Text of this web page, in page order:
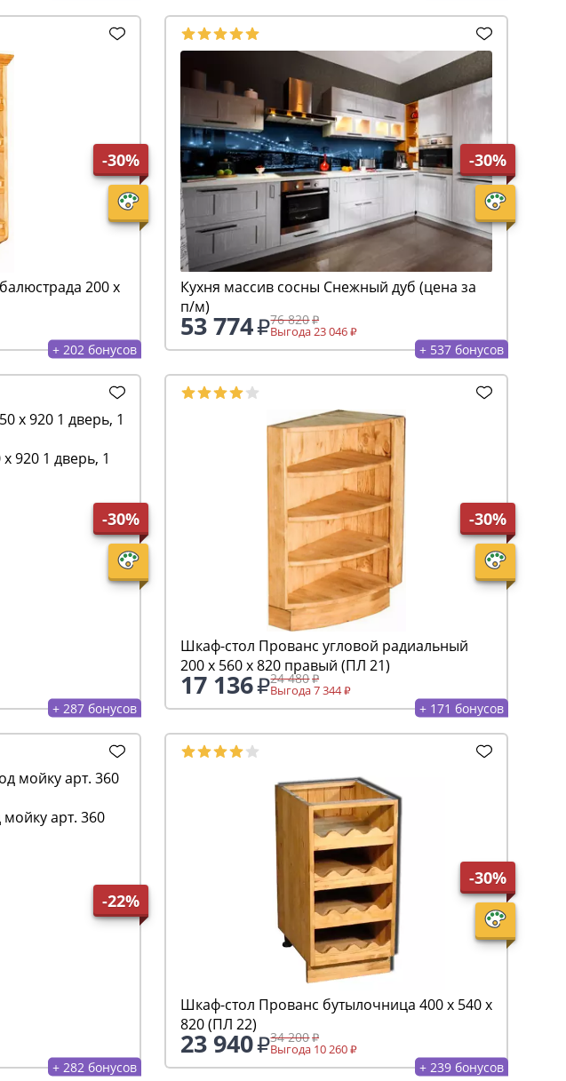
-30%
200 х
+ 202 бонусов
-30%
Кухня массив сосны Снежный дуб (цена за
п/м)
53 774 76 820
Выгода 23 046
+ 537 бонусов
-30%
920 1 дверь, 1
+ 287 бонусов
-30%
Шкаф-стол Прованс угловой радиальный
200 х 560 х 820 правый (ПЛ 21)
17 136 24 480
Выгода 7 344
+ 171 бонусов
-22%
арт. 360
+ 282 бонусов
-30%
Шкаф-стол Прованс бутылочница 400 х 540 х
820 (ПЛ 22)
23 940 34 200
Выгода 10 260
+ 239 бонусов